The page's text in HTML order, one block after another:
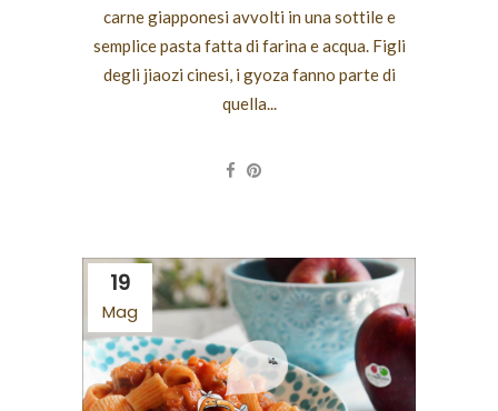
carne giapponesi avvolti in una sottile e
semplice pasta fatta di farina e acqua. Figli
degli jiaozi cinesi, i gyoza fanno parte di
quella...
19
Mag